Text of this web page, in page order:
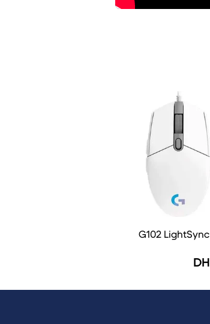
لوجيتك G102 LightSync